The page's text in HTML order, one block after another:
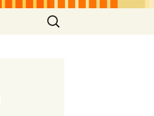
Suchen
nach: